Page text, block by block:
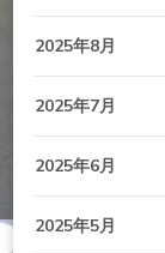
2025年8月
2025年7月
2025年6月
2025年5月